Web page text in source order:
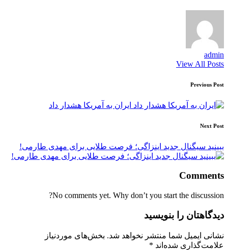
admin
View All Posts
Post
navigation
Previous Post
ایران به آمریکا هشدار داد
Next Post
ببینید سیگنال جدید اینزاگی؛ فرصت طلایی برای مهدی طارمی!
Comments
No comments yet. Why don’t you start the discussion?
دیدگاهتان را بنویسید
نشانی ایمیل شما منتشر نخواهد شد. بخش‌های موردنیاز
علامت‌گذاری شده‌اند *